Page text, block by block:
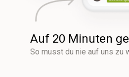
Auf 20 Minuten
So musst du nie auf uns zu